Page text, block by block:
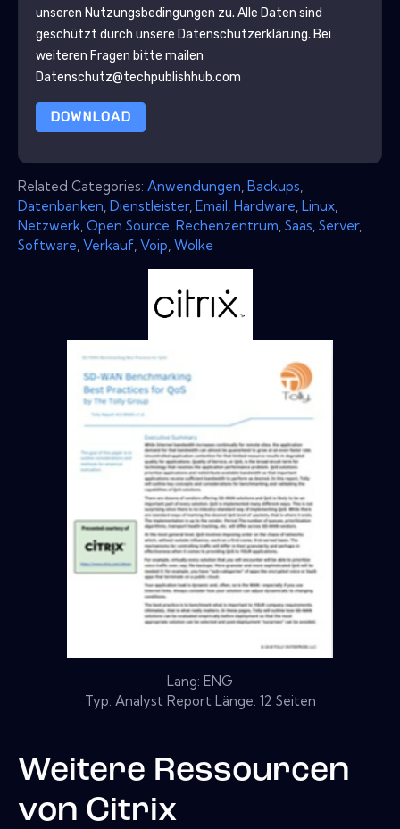
unseren Nutzungsbedingungen zu. Alle Daten sind
geschützt durch unsere Datenschutzerklärung. Bei
weiteren Fragen bitte mailen
Datenschutz@techpublishhub.com
DOWNLOAD
Related Categories: Anwendungen Backups
Datenbanken Dienstleister, Email Hardware Linux
Netzwerk Open Source Rechenzentrum Saas Server,
Software Verkauf Voip Wolke
Lang: ENG
Typ: Analyst Report Länge: 12 Seiten
Weitere Ressourcen
von Citrix